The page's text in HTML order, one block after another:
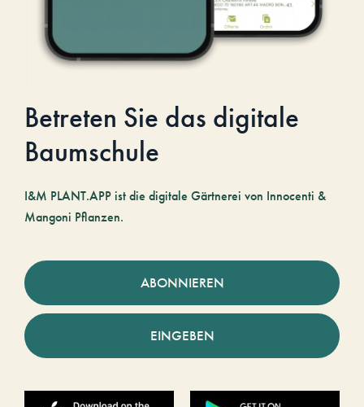
Betreten Sie das digitale
Baumschule
I&M PLANT.APP ist die digitale Gärtnerei von Innocenti &
Mangoni Pflanzen.
ABONNIEREN
EINGEBEN